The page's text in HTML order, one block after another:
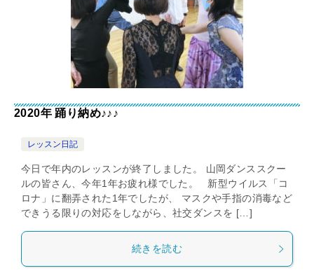
2020年 踊り納め♪♪♪
レッスン日記
今日で年内のレッスンが終了しました。 山岡ダンススクー
ルの皆さん、今年1年お疲れ様でした。 新型ウイルス「コ
ロナ」に翻弄された1年でしたが、 マスクや手指の消毒など
できうる限りの対応をしながら、社交ダンスを […]
続きを読む